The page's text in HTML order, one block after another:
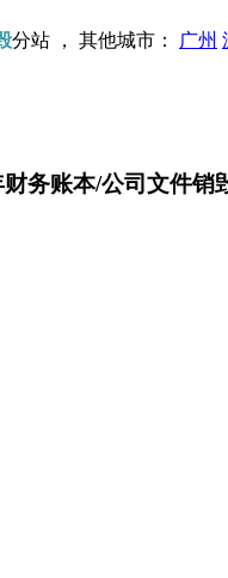
分站 ， 其他城市： 广州
务账本/公司文件销